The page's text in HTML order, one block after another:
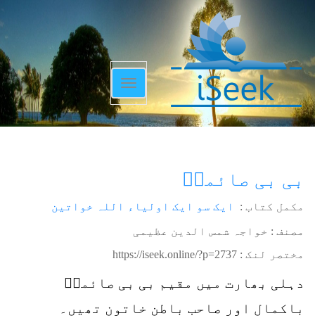
Toggle
navigation
بی بی صائمہؒ
مکمل کتاب : ایک سو ایک اولیاء اللہ خواتین
مصنف : خواجہ شمس الدین عظیمی
مختصر لنک : https://iseek.online/?p=2737
دہلی بھارت میں مقیم بی بی صائمہؒ
باکمال اور صاحب باطن خاتون تھیں۔